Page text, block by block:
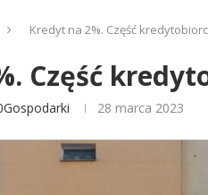
Kredyt na 2%. Część
Część
28 marca 2023